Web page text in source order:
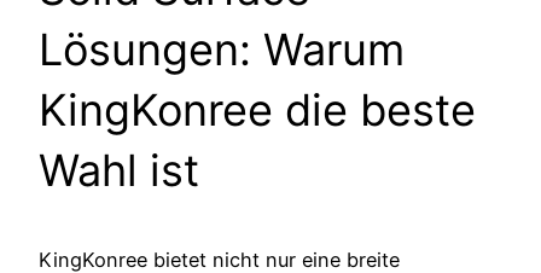
Lösungen: Warum
KingKonree die beste
Wahl ist
KingKonree bietet nicht nur eine breite